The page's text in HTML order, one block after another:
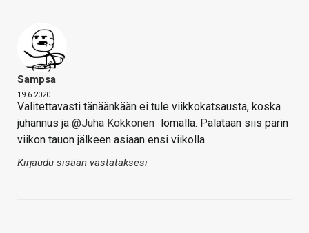
Sampsa
19.6.2020
Valitettavasti tänäänkään ei tule viikkokatsausta, koska
juhannus ja @Juha Kokkonen lomalla. Palataan siis parin
viikon tauon jälkeen asiaan ensi viikolla.
Kirjaudu sisään vastataksesi